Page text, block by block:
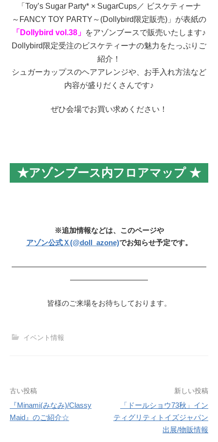
「Toy’s Sugar Party* × SugarCups／ ビスケティーナ
～FANCY TOY PARTY～(Dollybird限定販売)」が表紙の
「Dollybird vol.38」 をアゾンブースで販売いたします♪
Dollybird限定受注のビスケティーナの魅力をたっぷりご
紹介！
シュガーカップスのヘアアレンジや、お手入れ方法など
内容が盛りだくさんです♪
ぜひ会場でお買い求めください！
★アゾンブース内フロアマップ ★
※追加情報などは、このページや
アゾン公式Ｘ(@doll_azone)でお知らせ予定です。
—————————————————————————
——————————
皆様のご来場をお待ちしております。
イベント情報
投
稿
古い投稿
『Minami(みなみ)/Classy
Maid』のご紹介☆
新しい投稿
「ドールショウ73秋」イン
ティグリティトイズジャパン
出展/物販情報